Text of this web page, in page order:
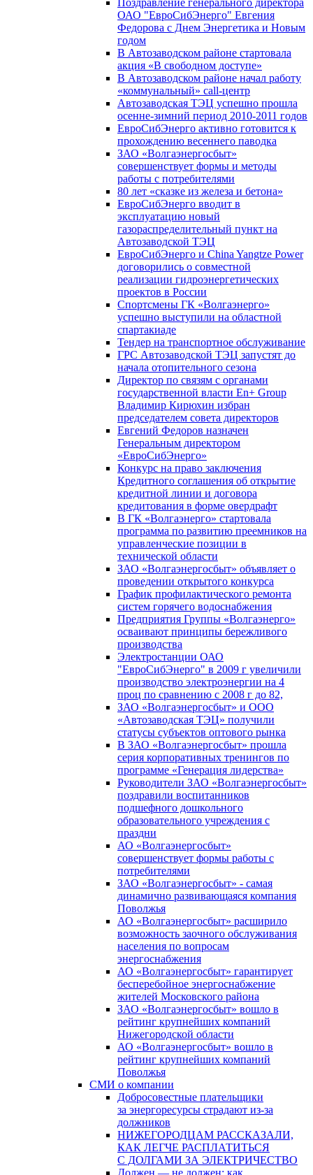
Поздравление генерального директора
ОАО "ЕвроСибЭнерго" Евгения
Федорова с Днем Энергетика и Новым
годом
В Автозаводском районе стартовала
акция «В свободном доступе»
В Автозаводском районе начал работу
«коммунальный» call-центр
Автозаводская ТЭЦ успешно прошла
осенне-зимний период 2010-2011 годов
ЕвроСибЭнерго активно готовится к
прохождению весеннего паводка
ЗАО «Волгаэнергосбыт»
совершенствует формы и методы
работы с потребителями
80 лет «сказке из железа и бетона»
ЕвроСибЭнерго вводит в
эксплуатацию новый
газораспределительный пункт на
Автозаводской ТЭЦ
ЕвроСибЭнерго и China Yangtze Power
договорились о совместной
реализации гидроэнергетических
проектов в России
Спортсмены ГК «Волгаэнерго»
успешно выступили на областной
спартакиаде
Тендер на транспортное обслуживание
ГРС Автозаводской ТЭЦ запустят до
начала отопительного сезона
Директор по связям с органами
государственной власти En+ Group
Владимир Кирюхин избран
председателем совета директоров
Евгений Федоров назначен
Генеральным директором
«ЕвроСибЭнерго»
Конкурс на право заключения
Кредитного соглашения об открытие
кредитной линии и договора
кредитования в форме овердрафт
В ГК «Волгаэнерго» стартовала
программа по развитию преемников на
управленческие позиции в
технической области
ЗАО «Волгаэнергосбыт» объявляет о
проведении открытого конкурса
График профилактического ремонта
систем горячего водоснабжения
Предприятия Группы «Волгаэнерго»
осваивают принципы бережливого
производства
Электростанции ОАО
"ЕвроСибЭнерго" в 2009 г увеличили
производство электроэнергии на 4
проц по сравнению с 2008 г до 82,
ЗАО «Волгаэнергосбыт» и ООО
«Автозаводская ТЭЦ» получили
статусы субъектов оптового рынка
В ЗАО «Волгаэнергосбыт» прошла
серия корпоративных тренингов по
программе «Генерация лидерства»
Руководители ЗАО «Волгаэнергосбыт»
поздравили воспитанников
подшефного дошкольного
образовательного учреждения с
праздни
АО «Волгаэнергосбыт»
совершенствует формы работы с
потребителями
ЗАО «Волгаэнергосбыт» - самая
динамично развивающаяся компания
Поволжья
АО «Волгаэнергосбыт» расширило
возможность заочного обслуживания
населения по вопросам
энергоснабжения
АО «Волгаэнергосбыт» гарантирует
бесперебойное энергоснабжение
жителей Московского района
ЗАО «Волгаэнергосбыт» вошло в
рейтинг крупнейших компаний
Нижегородской области
АО «Волгаэнергосбыт» вошло в
рейтинг крупнейших компаний
Поволжья
СМИ о компании
Добросовестные плательщики
за энергоресурсы страдают из-за
должников
НИЖЕГОРОДЦАМ РАССКАЗАЛИ,
КАК ЛЕГЧЕ РАСПЛАТИТЬСЯ
С ДОЛГАМИ ЗА ЭЛЕКТРИЧЕСТВО